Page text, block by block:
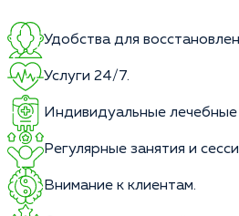
Удобства для
Услуги 24/7.
Индивидуальные лечебные
Регулярные занятия и
Внимание к клиентам.